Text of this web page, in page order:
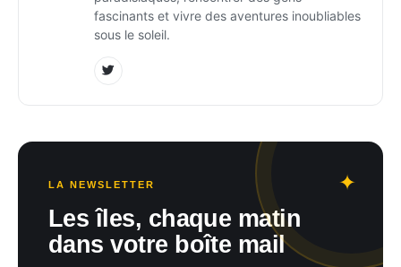
fascinants et vivre des aventures inoubliables
sous le soleil.
LA NEWSLETTER
Les îles, chaque matin
dans votre boîte mail